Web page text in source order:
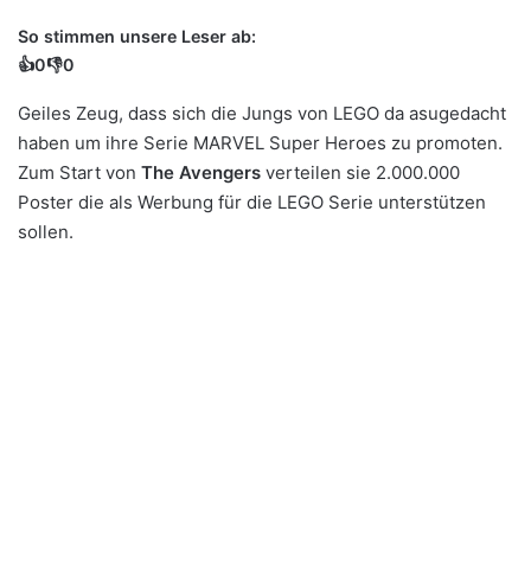
So stimmen unsere Leser ab:
👍0👎0
Geiles Zeug, dass sich die Jungs von LEGO da asugedacht
haben um ihre Serie MARVEL Super Heroes zu promoten.
Zum Start von The Avengers verteilen sie 2.000.000
Poster die als Werbung für die LEGO Serie unterstützen
sollen.